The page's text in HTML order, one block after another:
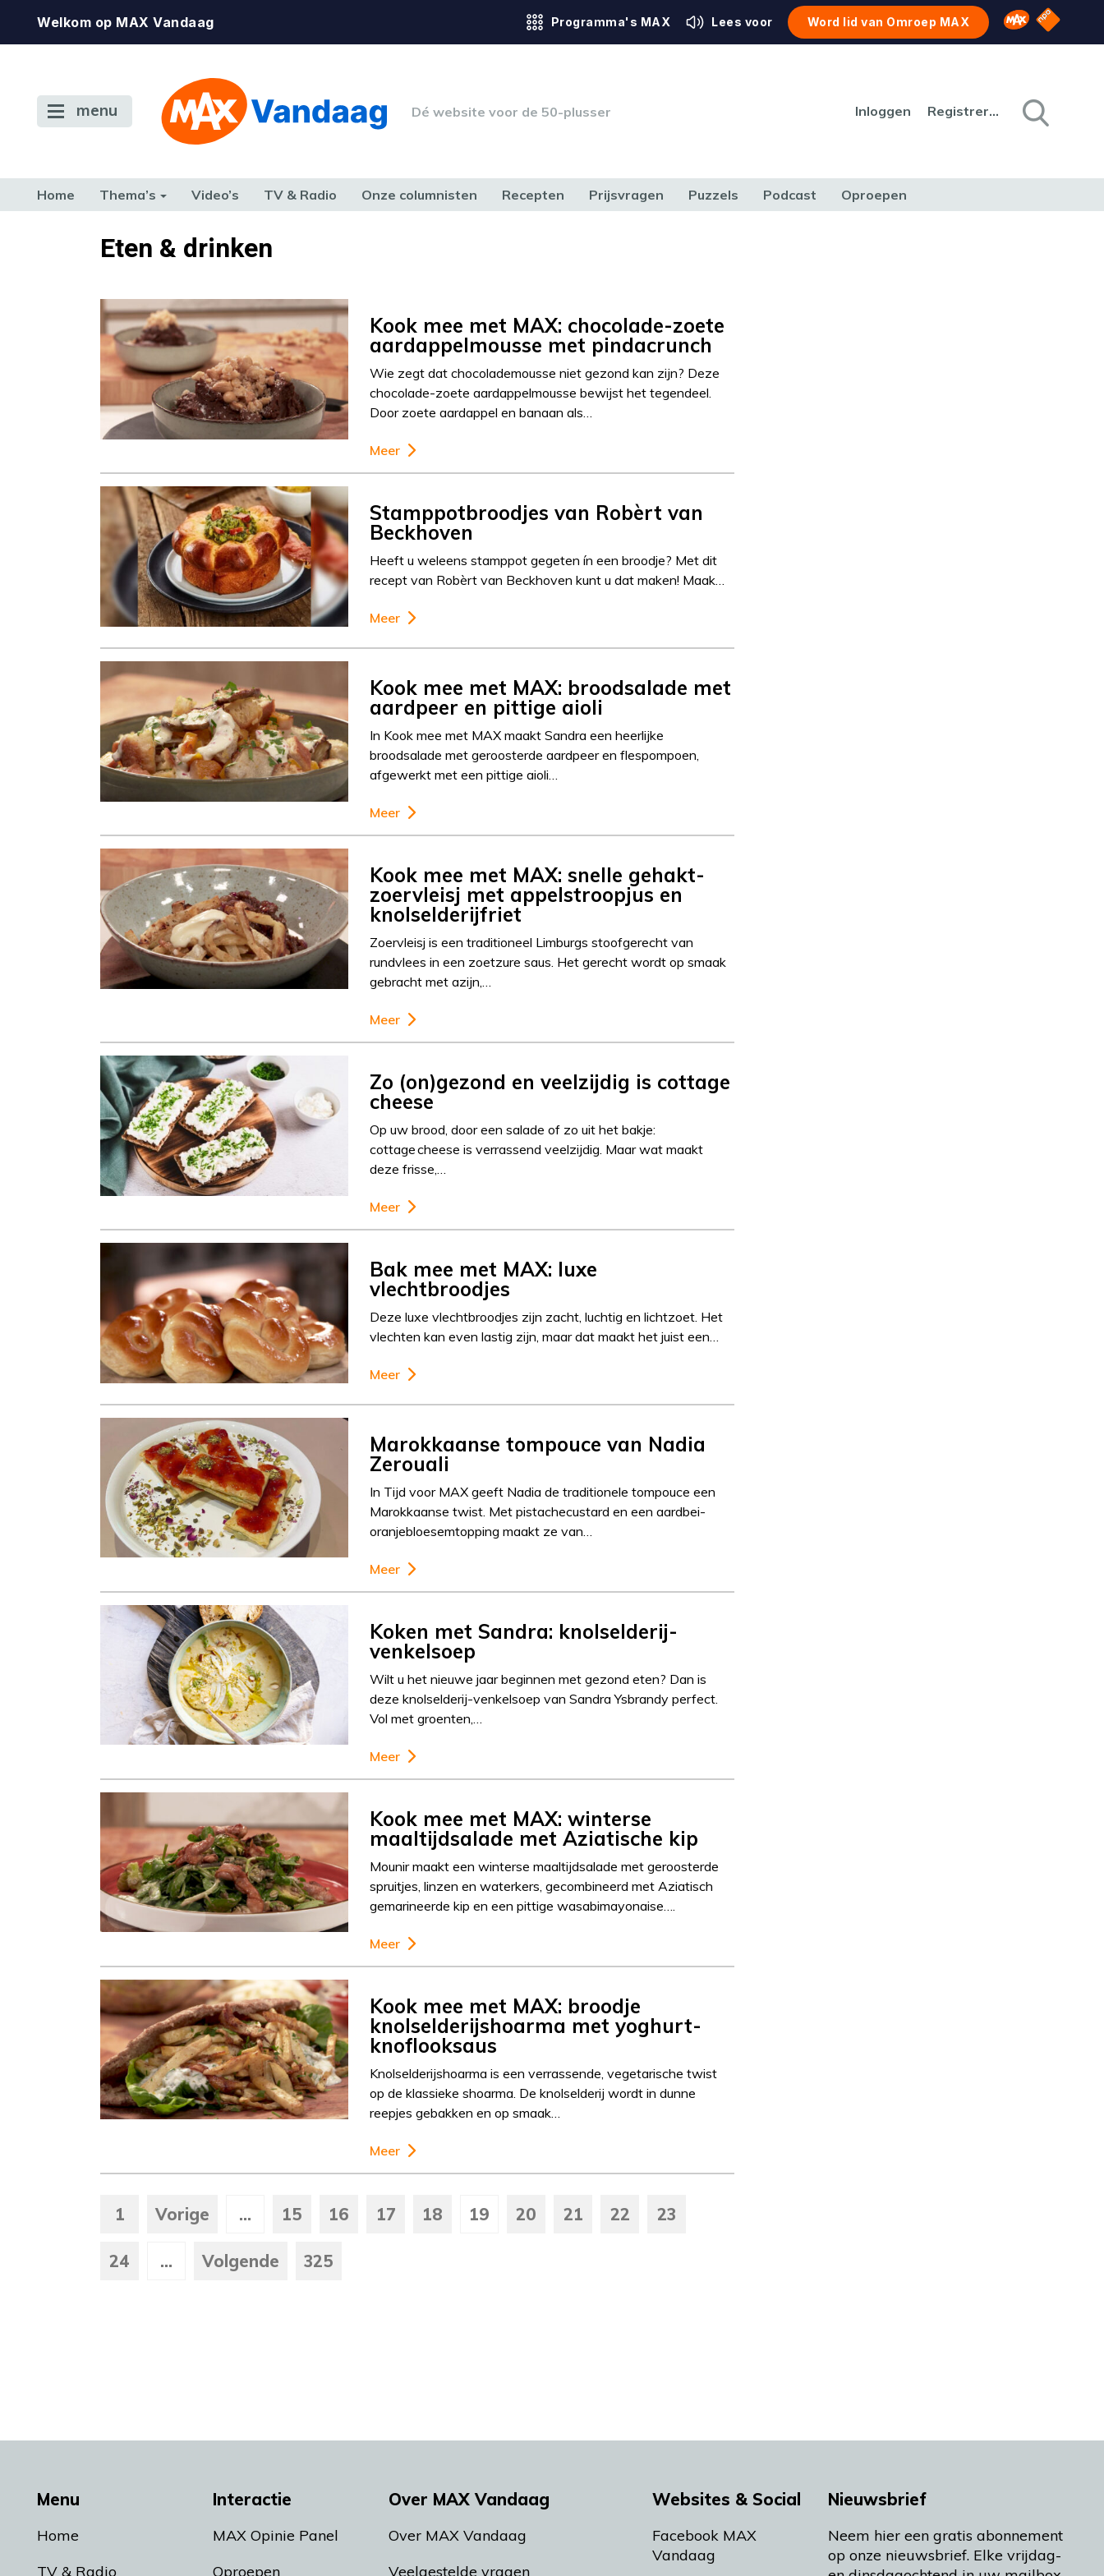
Welkom op MAX Vandaag Programma's MAX Lees voor Word lid van Omroep MAX Omroep MAX
NPO
menu Dé website voor de 50-plusser Inloggen Registreren
Home Thema’s Video’s TV & Radio Onze columnisten Recepten Prijsvragen Puzzels Podcast Oproepen
TERUG NAAR TOENEten & drinken
Kook mee met MAX: chocolade-zoete
aardappelmousse met pindacrunch
Wie zegt dat chocolademousse niet gezond kan zijn? Deze
chocolade-zoete aardappelmousse bewijst het tegendeel.
Door zoete aardappel en banaan als…
Meer
Stamppotbroodjes van Robèrt van
Beckhoven
Heeft u weleens stamppot gegeten ín een broodje? Met dit
recept van Robèrt van Beckhoven kunt u dat maken! Maak…
Meer
Kook mee met MAX: broodsalade met
aardpeer en pittige aioli
In Kook mee met MAX maakt Sandra een heerlijke
broodsalade met geroosterde aardpeer en flespompoen,
afgewerkt met een pittige aioli…
Meer
Kook mee met MAX: snelle gehakt-
zoervleisj met appelstroopjus en
knolselderijfriet
Zoervleisj is een traditioneel Limburgs stoofgerecht van
rundvlees in een zoetzure saus. Het gerecht wordt op smaak
gebracht met azijn,…
Meer
Zo (on)gezond en veelzijdig is cottage
cheese
Op uw brood, door een salade of zo uit het bakje:
cottage cheese is verrassend veelzijdig. Maar wat maakt
deze frisse,…
Meer
Bak mee met MAX: luxe
vlechtbroodjes
Deze luxe vlechtbroodjes zijn zacht, luchtig en lichtzoet. Het
vlechten kan even lastig zijn, maar dat maakt het juist een…
Meer
Marokkaanse tompouce van Nadia
Zerouali
In Tijd voor MAX geeft Nadia de traditionele tompouce een
Marokkaanse twist. Met pistachecustard en een aardbei-
oranjebloesemtopping maakt ze van…
Meer
Koken met Sandra: knolselderij-
venkelsoep
Wilt u het nieuwe jaar beginnen met gezond eten? Dan is
deze knolselderij-venkelsoep van Sandra Ysbrandy perfect.
Vol met groenten,…
Meer
Kook mee met MAX: winterse
maaltijdsalade met Aziatische kip
Mounir maakt een winterse maaltijdsalade met geroosterde
spruitjes, linzen en waterkers, gecombineerd met Aziatisch
gemarineerde kip en een pittige wasabimayonaise….
Meer
Kook mee met MAX: broodje
knolselderijshoarma met yoghurt-
knoflooksaus
Knolselderijshoarma is een verrassende, vegetarische twist
op de klassieke shoarma. De knolselderij wordt in dunne
reepjes gebakken en op smaak…
Meer
1 Vorige ... 15 16 17 18 19 20 21 22 23
24 ... Volgende 325
Menu
Home
TV & Radio
Interactie
MAX Opinie Panel
Oproepen
Over MAX Vandaag
Over MAX Vandaag
Veelgestelde vragen
Websites & Social
Facebook MAX
Vandaag
Nieuwsbrief
Neem hier een gratis abonnement
op onze nieuwsbrief. Elke vrijdag-